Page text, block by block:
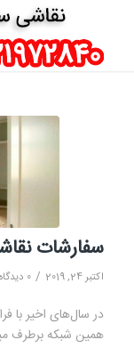
سفارشات
اکتبر 24, 2019 / 0 دیدگاه
در سال‌های اخیر با
همین شبکه برطرف